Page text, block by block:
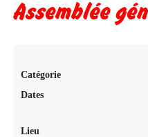
Assemblée
Catégorie
Dates
Lieu